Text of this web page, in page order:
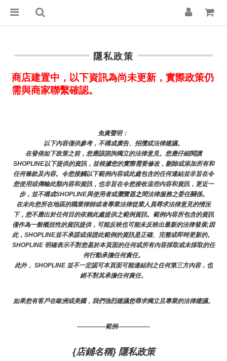
隱私政策
商店建置中，以下資訊為尚未更新，實際政策仍
需與商家聯繫確認。
免責聲明：
以下內容僅供參考，不構成廣告、招攬或法律建議。
在發佈如下政策之前，您應該諮詢獨立的法律意見。您應仔細閱讀
SHOPLINE以下提供的資訊，並根據您的實際需要修改，刪除或添加所有和
任何條款及內容。令您接觸以下範例內容或此處包含的任何連結並非旨在令
您使用或傳輸此類內容和資訊，也非旨在令您接收這些內容和資訊，更近一
步，並不構成SHOPLINE與使用者或瀏覽器之間法律服務之委任關係。
在未向您所在地區的職業律師或者專業法律從業人員尋求法律意見的情況
下，您不應出於任何目的依賴此處提供之範例資訊。範例內容所包含的資訊
僅作為一般概括性的資訊提供，可能反映也可能未反映出最新的法律發展;因
此，SHOPLINE並不承諾或保證此範例的資訊是正確、完整或即時更新的。
SHOPLINE 明確表示不對您基於本頁面的任何或所有內容採取或未採取的任
何行動承擔任何責任。
此外， SHOPLINE 並不一定認可本頁面可能連結到之任何第三方內容，也
絕不對其承擔任何責任。
如果您有客戶在歐洲或美國，我們強烈建議您尋求獨立且專業的法律建議。
--------------範例----------------
{店鋪名稱} 隱私政策